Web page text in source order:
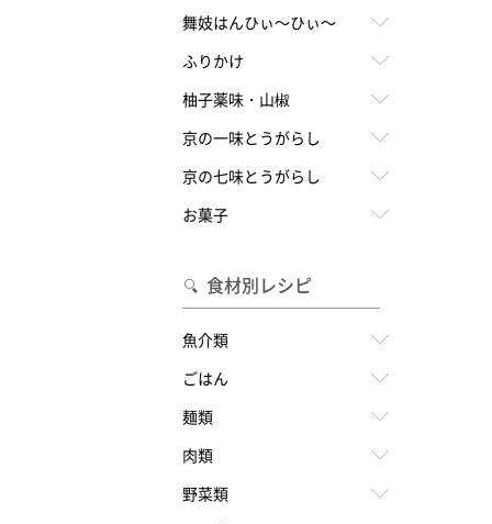
舞妓はんひぃ～ひぃ～
ふりかけ
柚子薬味・山椒
京の一味とうがらし
京の七味とうがらし
お菓子
食材別レシピ
魚介類
ごはん
麺類
肉類
野菜類